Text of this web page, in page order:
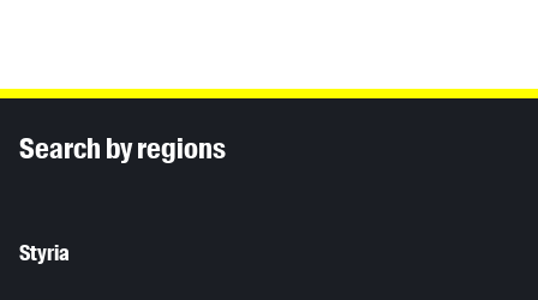
Search by regions
Styria